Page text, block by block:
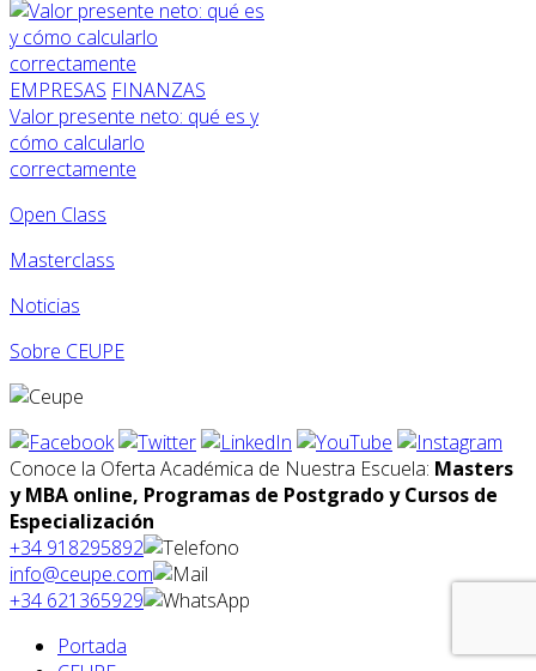
EMPRESAS FINANZAS
Valor presente neto: qué es y
cómo calcularlo
correctamente
Open Class
Masterclass
Noticias
Sobre CEUPE
Conoce la Oferta Académica de Nuestra Escuela: Masters
y MBA online, Programas de Postgrado y Cursos de
Especialización
+34 918295892
info@ceupe.com
+34 621365929
Portada